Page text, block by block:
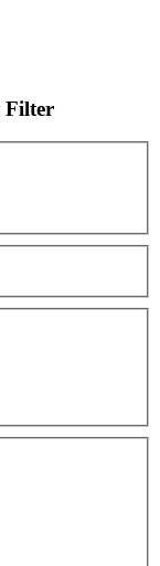
Filter